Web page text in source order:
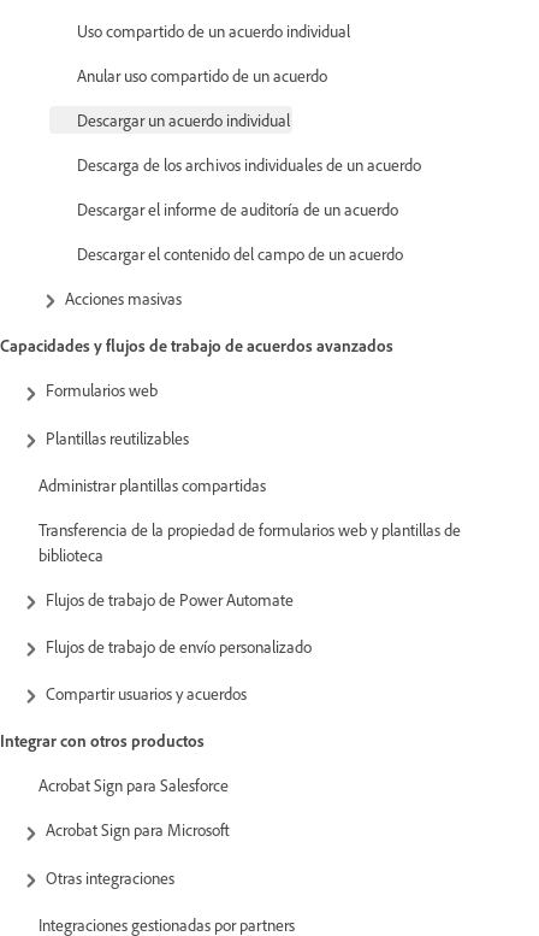
Uso compartido de un acuerdo individual
Anular uso compartido de un acuerdo
Descargar un acuerdo individual
Descarga de los archivos individuales de un acuerdo
Descargar el informe de auditoría de un acuerdo
Descargar el contenido del campo de un acuerdo
Acciones masivas
Capacidades y flujos de trabajo de acuerdos avanzados
Formularios web
Plantillas reutilizables
Administrar plantillas compartidas
Transferencia de la propiedad de formularios web y plantillas de
biblioteca
Flujos de trabajo de Power Automate
Flujos de trabajo de envío personalizado
Compartir usuarios y acuerdos
Integrar con otros productos
Acrobat Sign para Salesforce
Acrobat Sign para Microsoft
Otras integraciones
Integraciones gestionadas por partners